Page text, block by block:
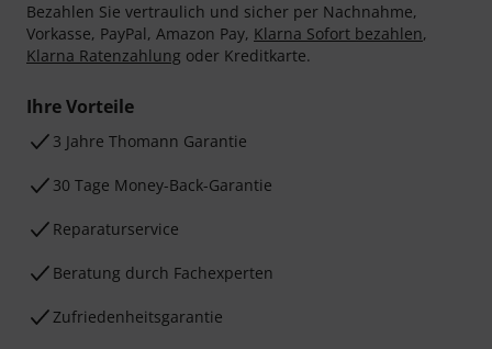
Bezahlen Sie vertraulich und sicher per Nachnahme,
Vorkasse, PayPal, Amazon Pay, Klarna Sofort bezahlen,
Klarna Ratenzahlung oder Kreditkarte.
Ihre Vorteile
3 Jahre Thomann Garantie
30 Tage Money-Back-Garantie
Reparaturservice
Beratung durch Fachexperten
Zufriedenheitsgarantie